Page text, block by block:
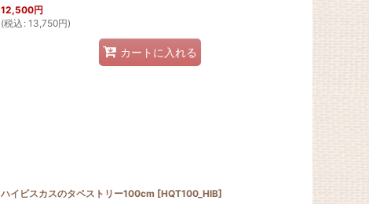
12,500円
(税込 : 13,750円)
カートに入れる
ハイビスカスのタペストリー100cm [HQT100_HIB]